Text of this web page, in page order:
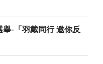
-「羽戴同行 邀你反